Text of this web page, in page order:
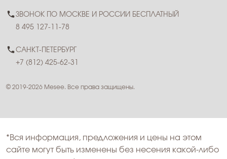
ЗВОНОК ПО МОСКВЕ И РОССИИ БЕСПЛАТНЫЙ
8 495 127-11-78
САНКТ-ПЕТЕРБУРГ
+7 (812) 425-62-31
© 2019-2026 Mesee. Все права защищены.
*Вся информация, предложения и цены на этом
сайте могут быть изменены без несения какой-либо